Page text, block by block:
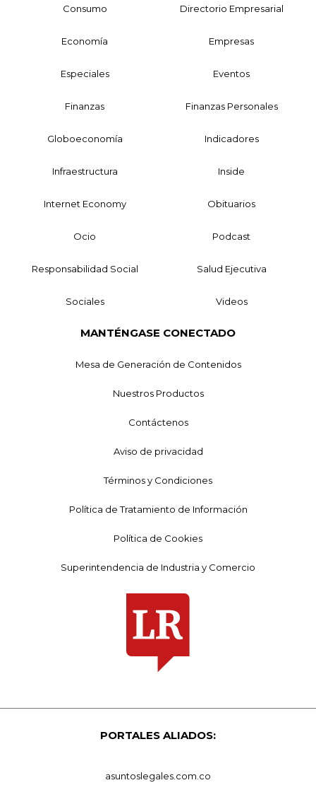
Consumo Directorio Empresarial
Economía Empresas
Especiales Eventos
Finanzas Finanzas Personales
Globoeconomía Indicadores
Infraestructura Inside
Internet Economy Obituarios
Ocio Podcast
Responsabilidad Social Salud Ejecutiva
Sociales Videos
MANTÉNGASE CONECTADO
Mesa de Generación de Contenidos
Nuestros Productos
Contáctenos
Aviso de privacidad
Términos y Condiciones
Política de Tratamiento de Información
Política de Cookies
Superintendencia de Industria y Comercio
PORTALES ALIADOS:
asuntoslegales.com.co